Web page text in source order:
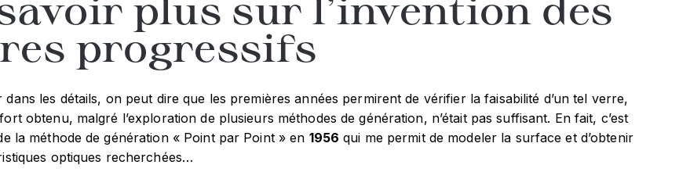
plus sur l'invention des
progressifs
dans les détails, on peut dire que les premières années permirent de vérifier la faisabilité d’un tel verre,
obtenu, malgré l’exploration de plusieurs méthodes de génération, n’était pas suffisant. En fait, c’est
la méthode de génération « Point par Point » en 1956 qui me permit de modeler la surface et d’obtenir
optiques recherchées…